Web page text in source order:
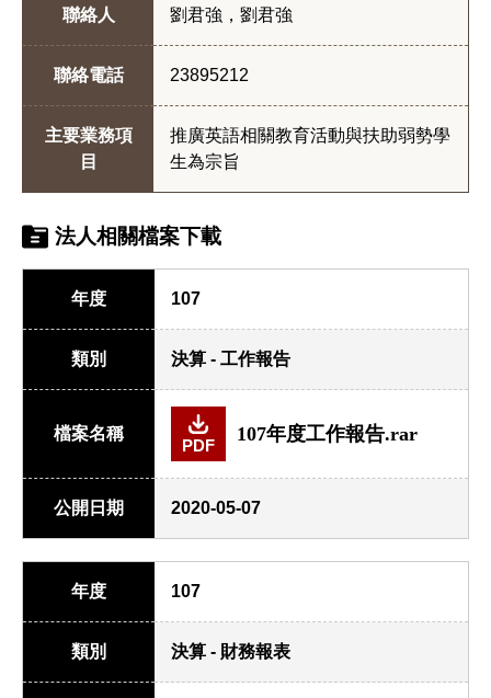
聯絡人 劉君強，劉君強
聯絡電話 23895212
主要業務項
目
推廣英語相關教育活動與扶助弱勢學
生為宗旨
法人相關檔案下載
年度 107
類別 決算 - 工作報告
檔案名稱
PDF
107年度工作報告.rar
公開日期 2020-05-07
年度 107
類別 決算 - 財務報表